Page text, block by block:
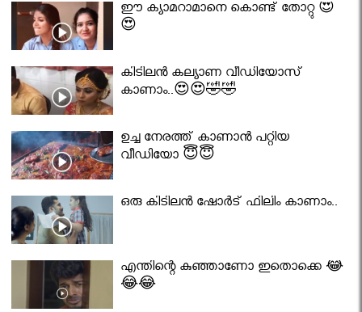
ഈ ക്യാമറാമാനെ കൊണ്ട് തോറ്റു 😍
😍
കിടിലൻ കല്യാണ വീഡിയോസ്
കാണാം..😍😍🤣🤣
ഉച്ച നേരത്ത് കാണാൻ പറ്റിയ
വീഡിയോ 😇😇
ഒരു കിടിലൻ ഷോർട് ഫിലിം കാണാം..
എന്തിന്റെ കുഞ്ഞാണോ ഇതൊക്കെ 😂
😂😂